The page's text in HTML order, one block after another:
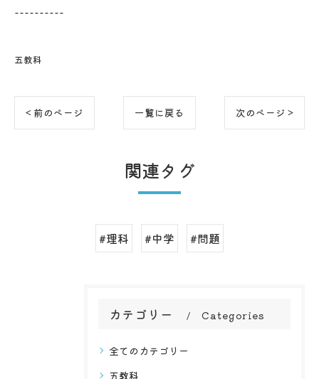
----------
五教科
< 前のページ 一覧に戻る 次のページ >
関連タグ
#理科 #中学 #問題
カテゴリー Categories
全てのカテゴリー
五教科